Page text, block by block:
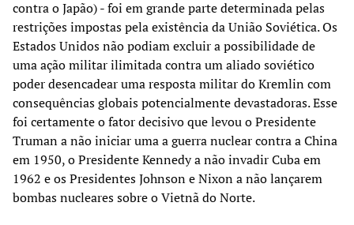
contra o Japão) - foi em grande parte determinada pelas
restrições impostas pela existência da União Soviética. Os
Estados Unidos não podiam excluir a possibilidade de
uma ação militar ilimitada contra um aliado soviético
poder desencadear uma resposta militar do Kremlin com
consequências globais potencialmente devastadoras. Esse
foi certamente o fator decisivo que levou o Presidente
Truman a não iniciar uma a guerra nuclear contra a China
em 1950, o Presidente Kennedy a não invadir Cuba em
1962 e os Presidentes Johnson e Nixon a não lançarem
bombas nucleares sobre o Vietnã do Norte.